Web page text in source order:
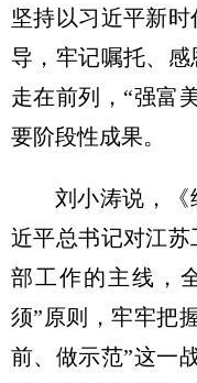
坚持以习近平新
导，牢记嘱托、
走在前列，“强富
要阶段性成果。
刘小涛说，《
近平总书记对江
部工作的主线，
须”原则，牢牢把
前、做示范”这一